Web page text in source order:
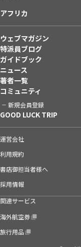
アフリカ
ウェブマガジン
特派員ブログ
ガイドブック
ニュース
著者一覧
コミュニティ
新規会員登録
GOOD LUCK TRIP
運営会社
利用規約
書店御担当者様へ
採用情報
関連サービス
海外航空券
旅行用品